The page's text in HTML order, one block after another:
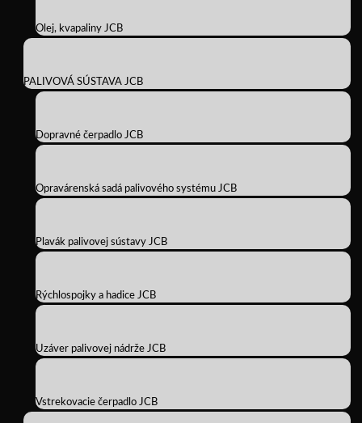
Olej, kvapaliny JCB
PALIVOVÁ SÚSTAVA JCB
Dopravné čerpadlo JCB
Opravárenská sadá palivového systému JCB
Plavák palivovej sústavy JCB
Rýchlospojky a hadice JCB
Uzáver palivovej nádrže JCB
Vstrekovacie čerpadlo JCB